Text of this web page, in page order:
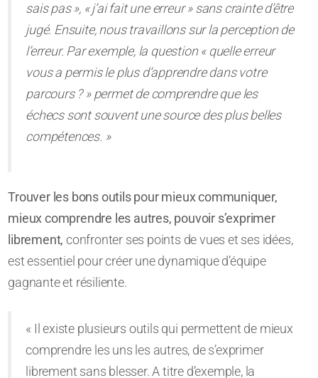
sais pas », « j’ai fait une erreur » sans crainte d’être
jugé. Ensuite, nous travaillons sur la perception de
l’erreur. Par exemple, la question « quelle erreur
vous a permis le plus d’apprendre dans votre
parcours ? » permet de comprendre que les
échecs sont souvent une source des plus belles
compétences. »
Trouver les bons outils pour mieux communiquer,
mieux comprendre les autres, pouvoir s’exprimer
librement, confronter ses points de vues et ses idées,
est essentiel pour créer une dynamique d’équipe
gagnante et résiliente.
« Il existe plusieurs outils qui permettent de mieux
comprendre les uns les autres, de s’exprimer
librement sans blesser. A titre d’exemple, la